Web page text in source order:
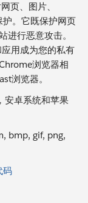
页、图片、
。它既保护网页
进行恶意攻击。
用成为您的私有
浏览器相
浏览器。
安卓系统和苹果
bmp, gif, png,
码